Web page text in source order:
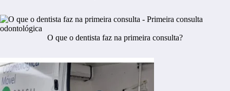
O que o dentista faz na primeira consulta?